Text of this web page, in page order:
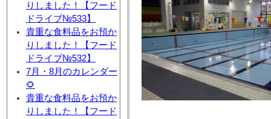
りしました！【フード
ドライブ№533】
貴重な食料品をお預か
りしました！【フード
ドライブ№532】
7月・8月のカレンダー
🌻
貴重な食料品をお預か
りしました！【フード